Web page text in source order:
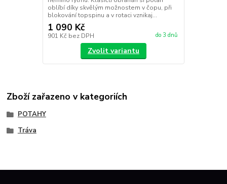
oblíbí díky skvělým možnostem v čopu, při
blokování topspinu a v rotaci vznikaj...
1 090 Kč
901 Kč bez DPH do 3 dnů
Zvolit variantu
Zboží zařazeno v kategoriích
POTAHY
Tráva